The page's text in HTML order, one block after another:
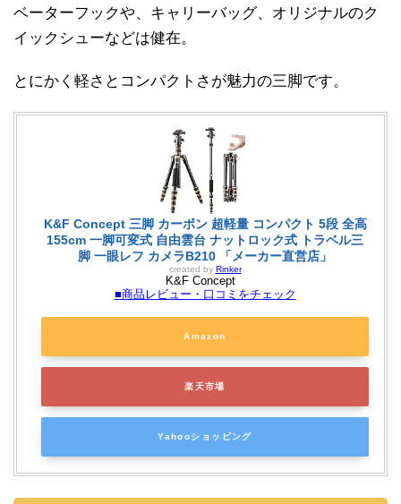
ベーターフックや、キャリーバッグ、オリジナルのク
イックシューなどは健在。
とにかく軽さとコンパクトさが魅力の三脚です。
K&F Concept 三脚 カーボン 超軽量 コンパクト 5段 全高
155cm 一脚可変式 自由雲台 ナットロック式 トラベル三
脚 一眼レフ カメラB210 「メーカー直営店」
created by Rinker
K&F Concept
■商品レビュー・口コミをチェック
Amazon
楽天市場
Yahooショッピング